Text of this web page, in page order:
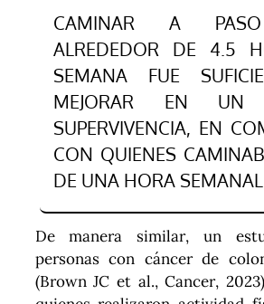
CAMINAR A
ALREDEDOR DE 4.5
SEMANA FUE
MEJORAR EN
SUPERVIVENCIA, EN
CON QUIENES
DE UNA HORA SEMANAL.
De manera similar, un
personas con cáncer de
(Brown JC et al., Cancer,